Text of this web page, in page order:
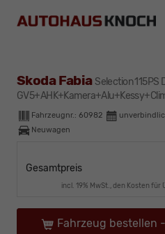
Skoda Fabia Selection 115PS
Fahrzeugnr.: 60982
Neuwagen
Gesamtpreis
incl. 19% MwSt., den Kosten
Fahrzeug bestellen -